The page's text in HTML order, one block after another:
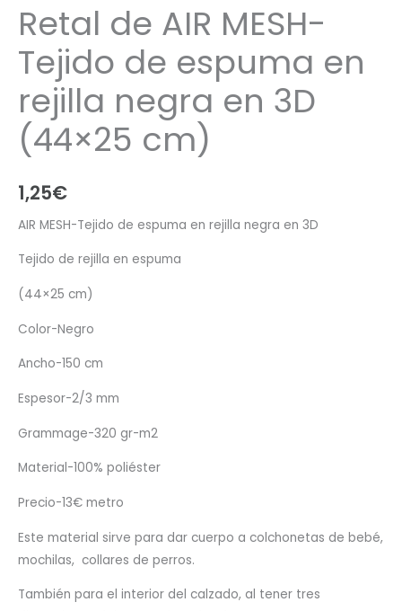
Retal de AIR MESH-
Tejido de espuma en
rejilla negra en 3D
(44×25 cm)
1,25€
AIR MESH-Tejido de espuma en rejilla negra en 3D
Tejido de rejilla en espuma
(44×25 cm)
Color-Negro
Ancho-150 cm
Espesor-2/3 mm
Grammage-320 gr-m2
Material-100% poliéster
Precio-13€ metro
Este material sirve para dar cuerpo a colchonetas de bebé,
mochilas, collares de perros.
También para el interior del calzado, al tener tres